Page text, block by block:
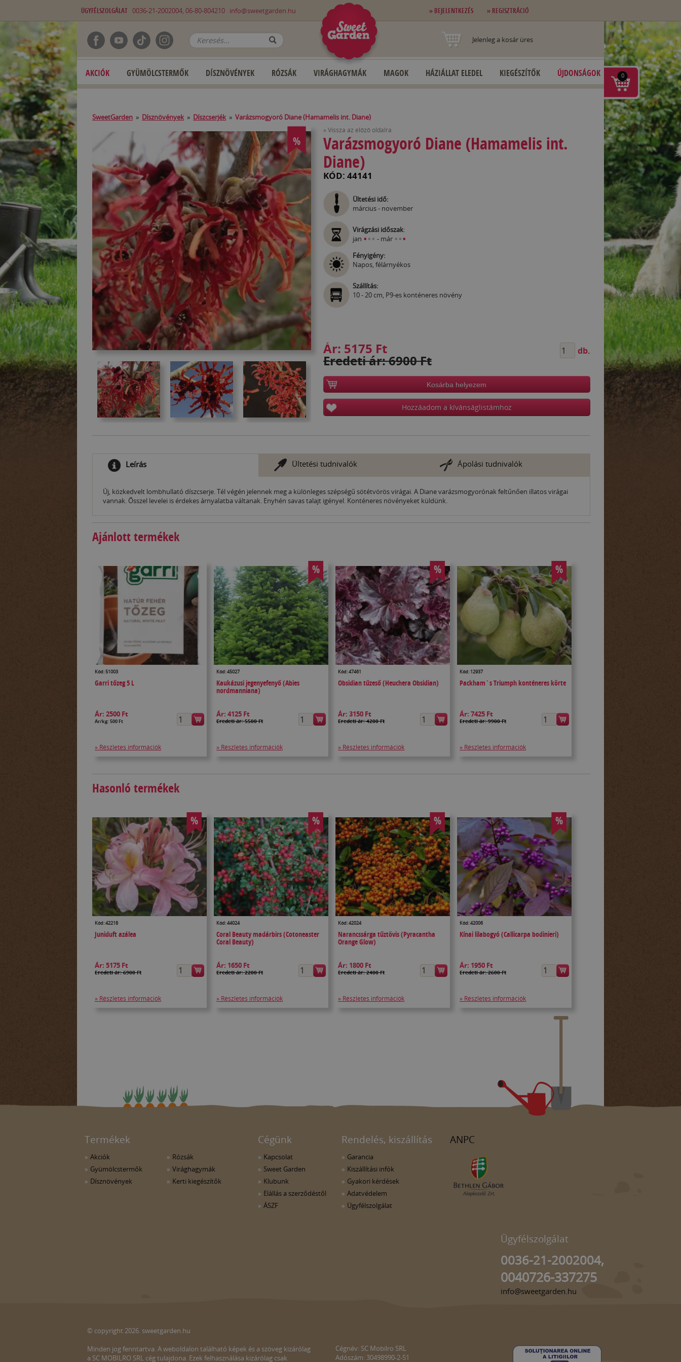
ÜGYFÉLSZOLGÁLAT 0036-21-2002004, 06-80-804210 info@sweetgarden.hu » BEJELENTKEZÉS » REGISZTRÁCIÓ
Jelenleg a kosár üres
AKCIÓK GYÜMÖLCSTERMŐK DÍSZNÖVÉNYEK RÓZSÁK VIRÁGHAGYMÁK MAGOK HÁZIÁLLAT ELEDEL KIEGÉSZÍTŐK ÚJDONSÁGOK
SweetGarden » Dísznövények » Díszcserjék » Varázsmogyoró Diane (Hamamelis int. Diane)
%
« Vissza az előző oldalra
Varázsmogyoró Diane (Hamamelis int.
Diane)
KÓD: 44141
Ültetési idő:
március - november
Virágzási időszak:
jan ••• - már •••
Fényigény:
Napos, félárnyékos
Szállítás:
10 - 20 cm, P9-es konténeres növény
Ár: 5175 Ft
Eredeti ár: 6900 Ft
db.
Kosárba helyezem
Hozzáadom a kívánságlistámhoz
Leírás Ültetési tudnivalók Ápolási tudnivalók
Új, közkedvelt lombhullató díszcserje. Tél végén jelennek meg a különleges szépségű sötétvörös virágai. A Diane varázsmogyorónak feltűnően illatos virágai
vannak. Ősszel levelei is érdekes árnyalatba váltanak. Enyhén savas talajt igényel. Konténeres növényeket küldünk.
Ajánlott termékek
Kód: 51003
Garri tőzeg 5 L
Ár: 2500 Ft
Ár/kg: 500 Ft
» Részletes információk
%
Kód: 45027
Kaukázusi jegenyefenyő (Abies
nordmanniana)
Ár:4125 Ft
Eredeti ár: 5500 Ft
» Részletes információk
%
Kód: 47461
Obsidian tűzeső (Heuchera Obsidian)
Ár:3150 Ft
Eredeti ár: 4200 Ft
» Részletes információk
%
Kód: 12937
Packham`s Triumph konténeres körte
Ár:7425 Ft
Eredeti ár: 9900 Ft
» Részletes információk
Hasonló termékek
%
Kód: 42218
Juniduft azálea
Ár: 5175 Ft
Eredeti ár: 6900 Ft
» Részletes információk
%
Kód: 44024
Coral Beauty madárbirs (Cotoneaster
Coral Beauty)
Ár: 1650 Ft
Eredeti ár: 2200 Ft
» Részletes információk
%
Kód: 42024
Narancssárga tűztövis (Pyracantha
Orange Glow)
Ár: 1800 Ft
Eredeti ár: 2400 Ft
» Részletes információk
%
Kód: 42006
Kínai lilabogyó (Callicarpa bodinieri)
Ár: 1950 Ft
Eredeti ár: 2600 Ft
» Részletes információk
Termékek
Akciók
Gyümölcstermők
Dísznövények
Rózsák
Virághagymák
Kerti kiegészítők
Cégünk
Kapcsolat
Sweet Garden
Klubunk
Elállás a szerződéstől
ÁSZF
Rendelés, kiszállítás
Garancia
Kiszállítási infók
Gyakori kérdések
Adatvédelem
Ügyfélszolgálat
ANPC
Ügyfélszolgálat
0036-21-2002004,
0040726-337275
info@sweetgarden.hu
© copyright 2026. sweetgarden.hu
Minden jog fenntartva. A weboldalon található képek és a szöveg kizárólag
a SC MOBILRO SRL cég tulajdona. Ezek felhasználása kizárólag csak
Cégnév: SC Mobilro SRL
Adószám: 30498990-2-51
0